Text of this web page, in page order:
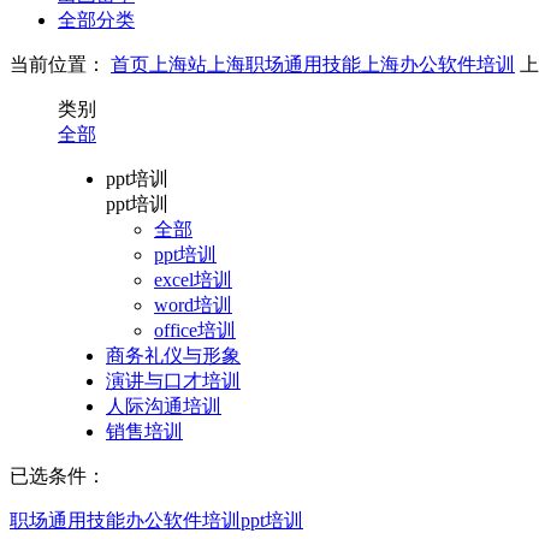
全部分类
当前位置： 首页 上海站 上海职场通用技能 上海办公软件培训
类别
全部
ppt培训
ppt培训
全部
ppt培训
excel培训
word培训
office培训
商务礼仪与形象
演讲与口才培训
人际沟通培训
销售培训
已选条件：
职场通用技能办公软件培训 ppt培训